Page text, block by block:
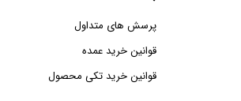
پرسش های متداول
قوانین خرید عمده
قوانین خرید تکی محصول